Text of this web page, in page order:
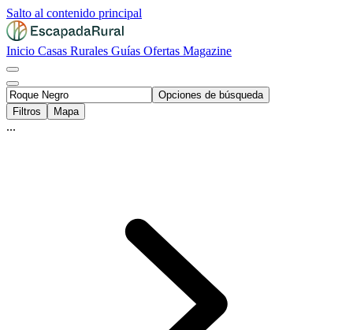
Salto al contenido principal
Inicio Casas Rurales Guías Ofertas Magazine
Opciones de búsqueda
Filtros
Mapa
...